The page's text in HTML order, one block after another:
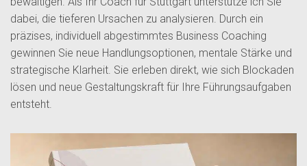
dabei, die tieferen Ursachen zu analysieren. Durch ein
präzises, individuell abgestimmtes Business Coaching
gewinnen Sie neue Handlungsoptionen, mentale Stärke und
strategische Klarheit. Sie erleben direkt, wie sich Blockaden
lösen und neue Gestaltungskraft für Ihre Führungsaufgaben
entsteht.